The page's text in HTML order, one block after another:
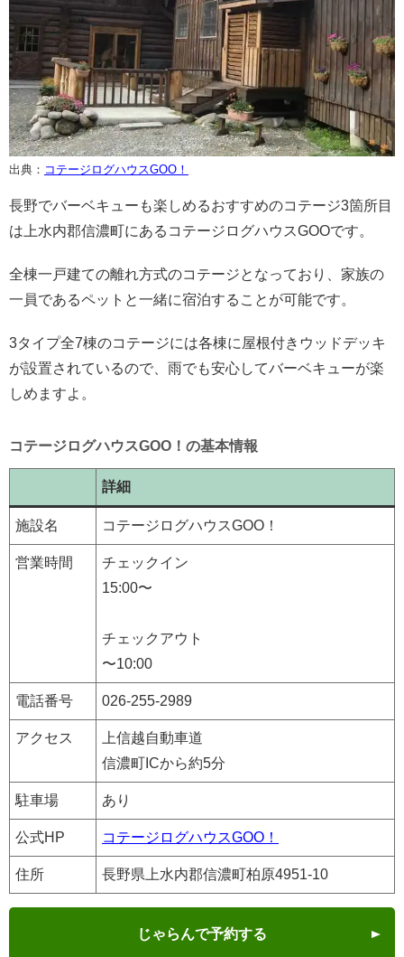
出典： コテージログハウスGOO！
長野でバーベキューも楽しめるおすすめのコテージ3箇所目
は上水内郡信濃町にあるコテージログハウスGOOです。
全棟一戸建ての離れ方式のコテージとなっており、家族の
一員であるペットと一緒に宿泊することが可能です。
3タイプ全7棟のコテージには各棟に屋根付きウッドデッキ
が設置されているので、雨でも安心してバーベキューが楽
しめますよ。
コテージログハウスGOO！の基本情報
詳細
施設名 コテージログハウスGOO！
営業時間
チェックイン
15:00〜
チェックアウト
〜10:00
電話番号 026-255-2989
アクセス
上信越自動車道
信濃町ICから約5分
駐車場 あり
公式HP コテージログハウスGOO！
住所 長野県上水内郡信濃町柏原4951-10
じゃらんで予約する